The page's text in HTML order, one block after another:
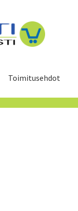
Toimitusehdot